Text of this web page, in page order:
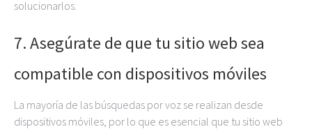
solucionarlos.
7. Asegúrate de que tu sitio web sea
compatible con dispositivos móviles
La mayoría de las búsquedas por voz se realizan desde
dispositivos móviles, por lo que es esencial que tu sitio web